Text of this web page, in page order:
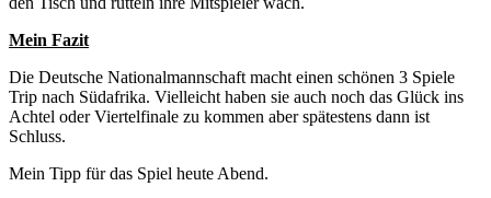
Mein Fazit
Die Deutsche Nationalmannschaft macht einen schönen 3 Spiele
Trip nach Südafrika. Vielleicht haben sie auch noch das Glück ins
Achtel oder Viertelfinale zu kommen aber spätestens dann ist
Schluss.
Mein Tipp für das Spiel heute Abend.